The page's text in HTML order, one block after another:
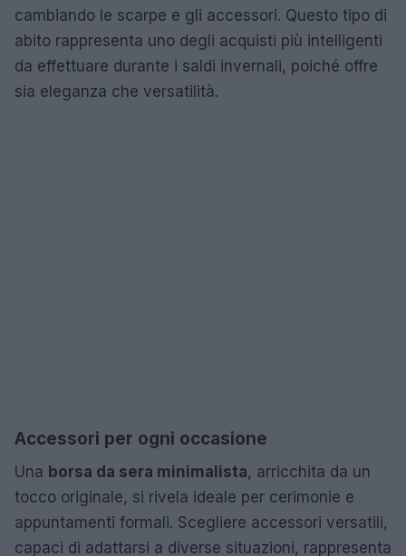
cambiando le scarpe e gli accessori. Questo tipo di
abito rappresenta uno degli acquisti più intelligenti
da effettuare durante i saldi invernali, poiché offre
sia eleganza che versatilità.
Accessori per ogni occasione
Una borsa da sera minimalista, arricchita da un
tocco originale, si rivela ideale per cerimonie e
appuntamenti formali. Scegliere accessori versatili,
capaci di adattarsi a diverse situazioni, rappresenta